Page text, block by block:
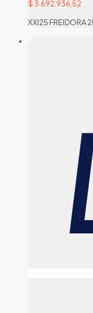
$3.692.936,52
XXI25 FREIDORA